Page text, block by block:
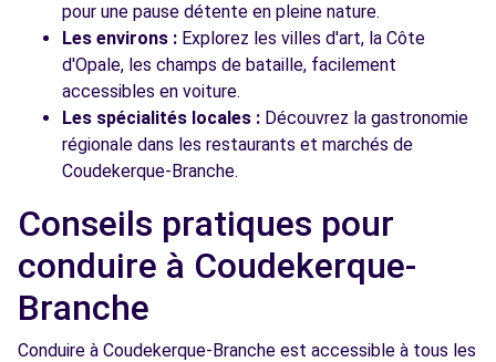
pour une pause détente en pleine nature.
Les environs : Explorez les villes d'art, la Côte
d'Opale, les champs de bataille, facilement
accessibles en voiture.
Les spécialités locales : Découvrez la gastronomie
régionale dans les restaurants et marchés de
Coudekerque-Branche.
Conseils pratiques pour
conduire à Coudekerque-
Branche
Conduire à Coudekerque-Branche est accessible à tous les